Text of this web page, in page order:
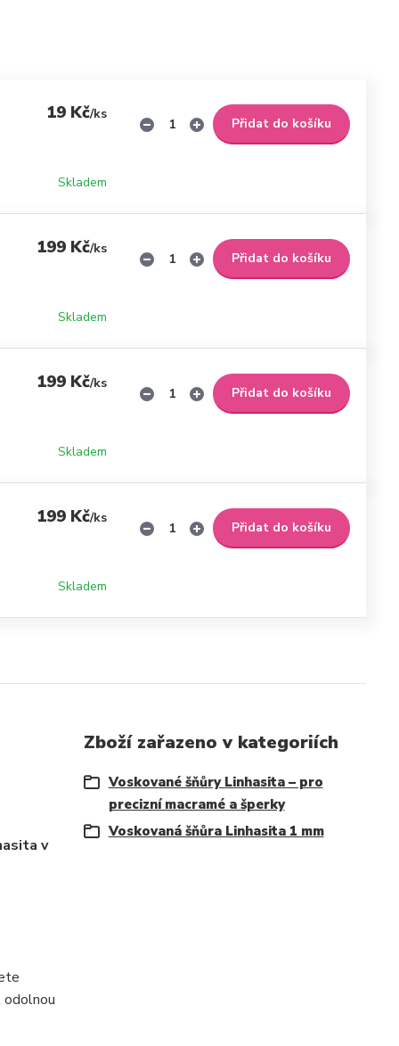
19 Kč/ks
Skladem
Přidat do košíku
199 Kč/ks
Skladem
Přidat do košíku
199 Kč/ks
Skladem
Přidat do košíku
199 Kč/ks
Skladem
Přidat do košíku
v
odolnou
Zboží zařazeno v kategoriích
Voskované šňůry Linhasita – pro
precizní macramé a šperky
Voskovaná šňůra Linhasita 1 mm